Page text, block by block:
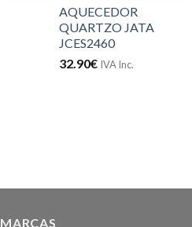
AQUECEDOR
QUARTZO JATA
JCES2460
32.90€ IVA Inc.
MARCAS